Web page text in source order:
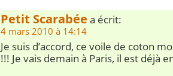
Petit Scarabée a écrit:
4 mars 2010 à 14:14
Je suis d’accord, ce voile de coton
!!! Je vais demain à Paris, il est déjà